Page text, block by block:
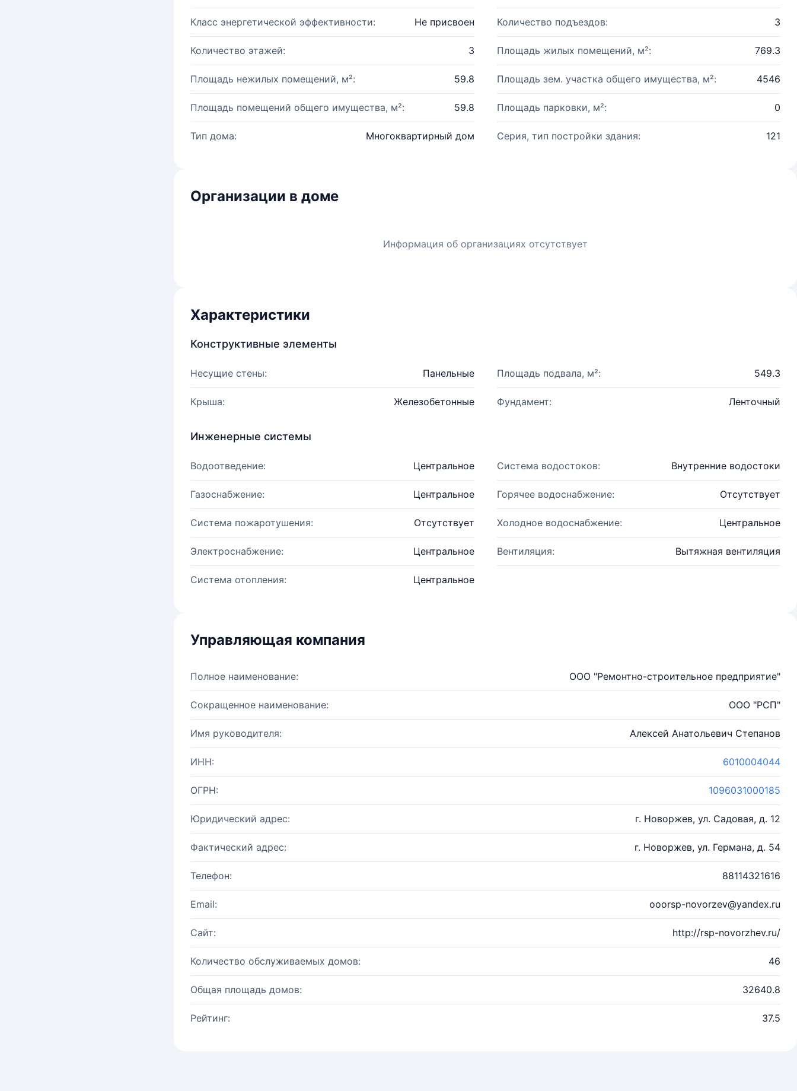
Класс энергетической эффективности: Не присвоен Количество подъездов: 3
Количество этажей: 3 Площадь жилых помещений, м²: 769.3
Площадь нежилых помещений, м²: 59.8 Площадь зем. участка общего имущества, м²: 4546
Площадь помещений общего имущества, м²: 59.8 Площадь парковки, м²: 0
Тип дома: Многоквартирный дом Серия, тип постройки здания: 121
Организации в доме
Информация об организациях отсутствует
Характеристики
Конструктивные элементы
Несущие стены: Панельные Площадь подвала, м²: 549.3
Крыша: Железобетонные Фундамент: Ленточный
Инженерные системы
Водоотведение: Центральное Система водостоков: Внутренние водостоки
Газоснабжение: Центральное Горячее водоснабжение: Отсутствует
Система пожаротушения: Отсутствует Холодное водоснабжение: Центральное
Электроснабжение: Центральное Вентиляция: Вытяжная вентиляция
Система отопления: Центральное
Управляющая компания
Полное наименование: ООО "Ремонтно-строительное предприятие"
Сокращенное наименование: ООО "РСП"
Имя руководителя: Алексей Анатольевич Степанов
ИНН: 6010004044
ОГРН: 1096031000185
Юридический адрес: г. Новоржев, ул. Садовая, д. 12
Фактический адрес: г. Новоржев, ул. Германа, д. 54
Телефон: 88114321616
Email: ooorsp-novorzev@yandex.ru
Сайт: http://rsp-novorzhev.ru/
Количество обслуживаемых домов: 46
Общая площадь домов: 32640.8
Рейтинг: 37.5